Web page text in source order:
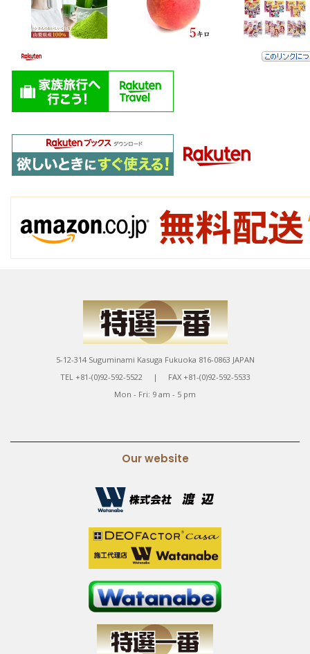
5-12-314 Suguminami Kasuga Fukuoka 816-0863 JAPAN
TEL +81-(0)92-592-5522 | FAX +81-(0)92-592-5533
Mon - Fri: 9 am - 5 pm
Our website